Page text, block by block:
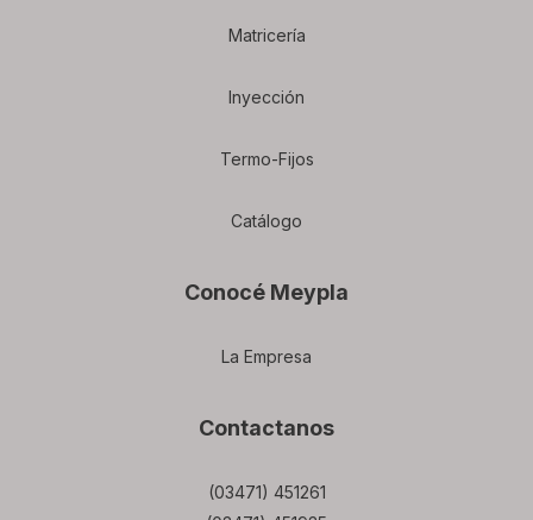
Matricería
Inyección
Termo-Fijos
Catálogo
Conocé Meypla
La Empresa
Contactanos
(03471) 451261